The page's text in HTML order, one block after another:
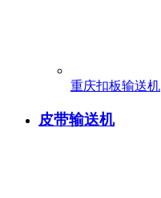
重庆扣板输送机
皮带输送机